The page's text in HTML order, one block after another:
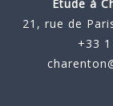
Étude à
21, rue de
+33